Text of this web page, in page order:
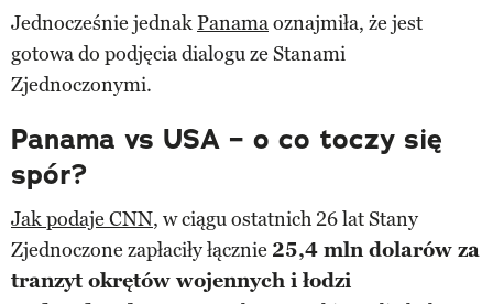
Jednocześnie jednakPanamaoznajmiła, że jest
gotowa do podjęcia dialogu ze Stanami
Zjednoczonymi.
Panama vs USA – o co toczy się
spór?
Jak podaje CNN, w ciągu ostatnich 26 lat Stany
Zjednoczone zapłaciły łącznie 25,4 mln dolarów za
tranzyt okrętów wojennych i łodzi